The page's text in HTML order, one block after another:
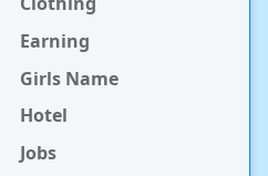
Earning
Girls Name
Hotel
Jobs